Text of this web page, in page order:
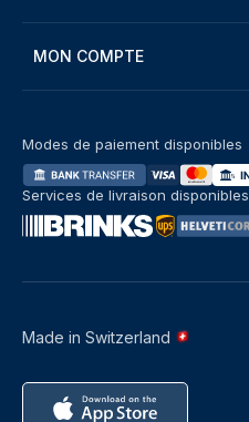
MON COMPTE
Made in Switzerland
Modes de paiement disponibles
Services de livraison disponibles